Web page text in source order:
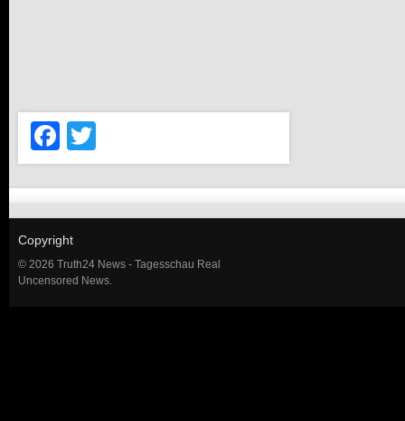
Facebook
Copyright
© 2026 Truth24 News - Tagesschau Real
Uncensored News.